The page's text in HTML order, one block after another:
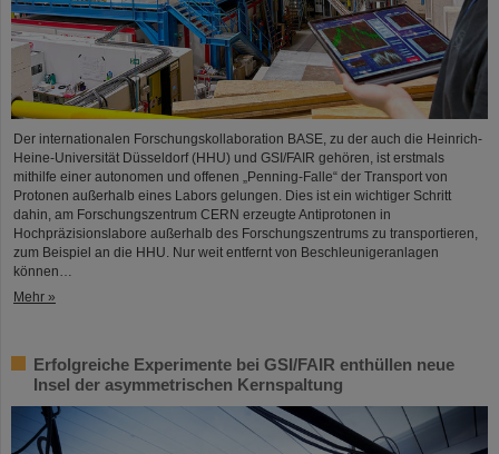
Der internationalen Forschungskollaboration BASE, zu der auch die Heinrich-
Heine-Universität Düsseldorf (HHU) und GSI/FAIR gehören, ist erstmals
mithilfe einer autonomen und offenen „Penning-Falle“ der Transport von
Protonen außerhalb eines Labors gelungen. Dies ist ein wichtiger Schritt
dahin, am Forschungszentrum CERN erzeugte Antiprotonen in
Hochpräzisionslabore außerhalb des Forschungszentrums zu transportieren,
zum Beispiel an die HHU. Nur weit entfernt von Beschleunigeranlagen
können…
Mehr »
Erfolgreiche Experimente bei GSI/FAIR enthüllen neue
Insel der asymmetrischen Kernspaltung